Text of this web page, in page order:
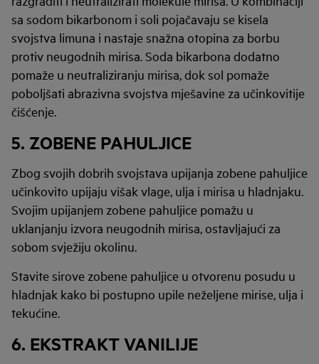
sa sodom bikarbonom i soli pojačavaju se kisela
svojstva limuna i nastaje snažna otopina za borbu
protiv neugodnih mirisa. Soda bikarbona dodatno
pomaže u neutraliziranju mirisa, dok sol pomaže
poboljšati abrazivna svojstva mješavine za učinkovitije
čišćenje.
5. ZOBENE PAHULJICE
Zbog svojih dobrih svojstava upijanja zobene pahuljice
učinkovito upijaju višak vlage, ulja i mirisa u hladnjaku.
Svojim upijanjem zobene pahuljice pomažu u
uklanjanju izvora neugodnih mirisa, ostavljajući za
sobom svježiju okolinu.
Stavite sirove zobene pahuljice u otvorenu posudu u
hladnjak kako bi postupno upile neželjene mirise, ulja i
tekućine.
6. EKSTRAKT VANILIJE